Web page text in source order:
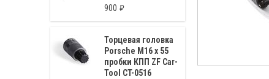
900
Торцевая головка
Porsche M16 x 55
пробки КПП ZF Car-
Tool CT-0516